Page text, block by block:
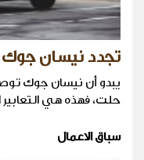
تجدد نيسان جوك SL AWD 2015
يبدو أن نيسان جوك
حلت، فهذه هي
سباق الاعمال